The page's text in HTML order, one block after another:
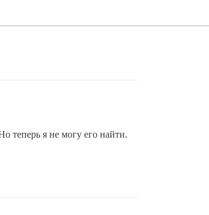
теперь я не могу его найти.